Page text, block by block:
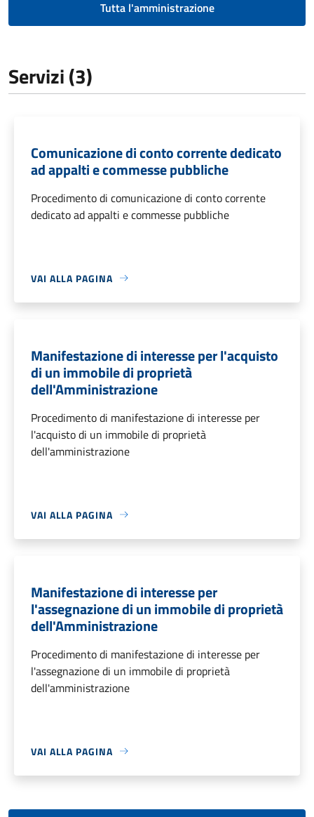
Tutta l'amministrazione
Servizi (3)
Comunicazione di conto corrente dedicato
ad appalti e commesse pubbliche
Procedimento di comunicazione di conto corrente
dedicato ad appalti e commesse pubbliche
VAI ALLA PAGINA
Manifestazione di interesse per l'acquisto
di un immobile di proprietà
dell'Amministrazione
Procedimento di manifestazione di interesse per
l'acquisto di un immobile di proprietà
dell'amministrazione
VAI ALLA PAGINA
Manifestazione di interesse per
l'assegnazione di un immobile di proprietà
dell'Amministrazione
Procedimento di manifestazione di interesse per
l'assegnazione di un immobile di proprietà
dell'amministrazione
VAI ALLA PAGINA